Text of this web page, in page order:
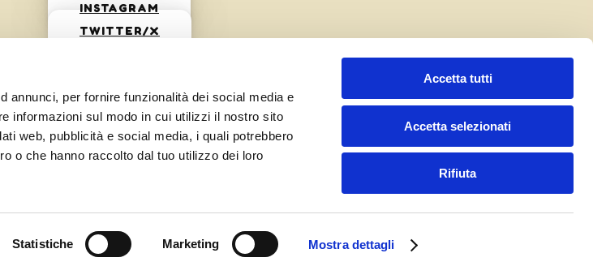
annunci, per fornire funzionalità dei social media e
informazioni sul modo in cui utilizzi il nostro sito
web, pubblicità e social media, i quali potrebbero
o che hanno raccolto dal tuo utilizzo dei loro
Statistiche Marketing Mostra dettagli
Accetta tutti
Accetta selezionati
Rifiuta
INSTAGRAM
TWITTER/X